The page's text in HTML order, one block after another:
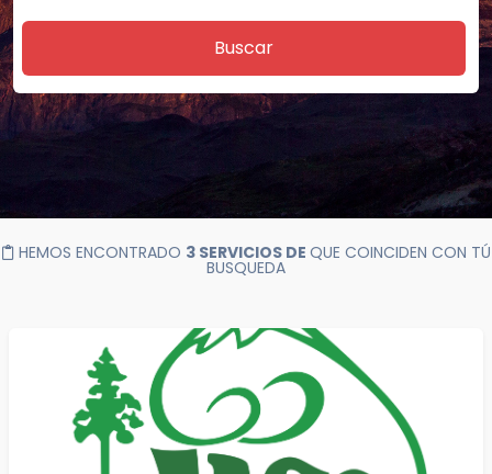
Buscar
HEMOS ENCONTRADO 3 SERVICIOS DE QUE COINCIDEN CON TÚ
BUSQUEDA